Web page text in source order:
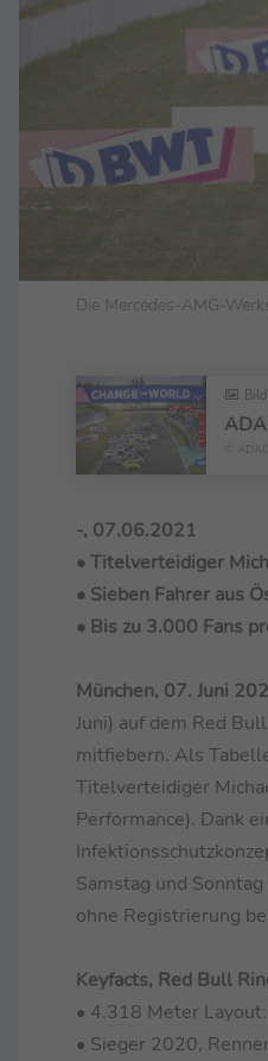
Die Mercedes-AMG-
Bild
©
-, 07.06.2021
• Titelverteidiger
• Sieben Fahrer aus
• Bis zu 3.000 Fans
München, 07. Juni
Juni) auf dem Red
mitfiebern. Als
Titelverteidiger
Performance). Dank
Samstag und
ohne Registrierung
Keyfacts, Red Bull
• 4.318 Meter
• Sieger 2020,